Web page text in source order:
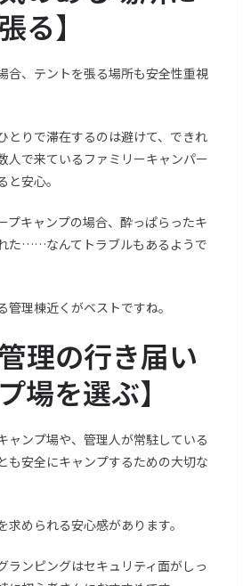
る】
合、テントを張る場所も安全性重視
とりで滞在するのは避けて、できれ
人で来ているファミリーキャンパー
安心。
プキャンプの場合、酔っぱらったキ
た……なんてトラブルもあるようで
管理棟近くがベストですね。
理の行き届い
場を選ぶ】
ャンプ場や、管理人が常駐している
も安全にキャンプするための大切な
められる安心感があります。
ランピングはセキュリティ面がしっ